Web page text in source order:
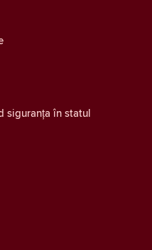
siguranța în statul